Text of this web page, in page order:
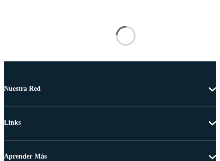
Nuestra Red
Links
Aprender Más